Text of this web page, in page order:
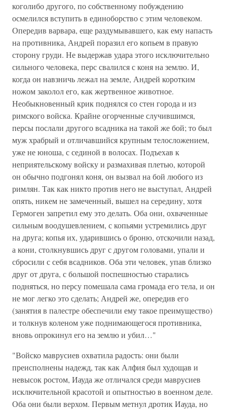
коголибо другого, по собственному побуждению
осмелился вступить в единоборство с этим человеком.
Опередив варвара, еще раздумывавшего, как ему напасть
на противника, Андрей поразил его копьем в правую
сторону груди. Не выдержав удара этого исключительно
сильного человека, перс свалился с коня на землю. И,
когда он навзничь лежал на земле, Андрей коротким
ножом заколол его, как жертвенное животное.
Необыкновенный крик поднялся со стен города и из
римского войска. Крайне огорченные случившимся,
персы послали другого всадника на такой же бой; то был
муж храбрый и отличавшийся крупным телосложением,
уже не юноша, с сединой в волосах. Подъехав к
неприятельскому войску и размахивая плетью, которой
он обычно подгонял коня, он вызвал на бой любого из
римлян. Так как никто против него не выступал, Андрей
опять, никем не замеченный, вышел на середину, хотя
Гермоген запретил ему это делать. Оба они, охваченные
сильным воодушевлением, с копьями устремились друг
на друга; копья их, ударившись о броню, отскочили назад,
а кони, столкнувшись друг с другом головами, упали и
сбросили с себя всадников. Оба эти человек, упав близко
друг от друга, с большой поспешностью старались
подняться, но персу помешала сама громада его тела, и он
не мог легко это сделать; Андрей же, опередив его
(занятия в палестре обеспечили ему такое преимущество)
и толкнув коленом уже поднимающегося противника,
вновь опрокинул его на землю и убил…"
"Войско маврусиев охватила радость: они были
преисполнены надежд, так как Алфия был худощав и
невысок ростом, Иауда же отличался среди маврусиев
исключительной красотой и опытностью в военном деле.
Оба они были верхом. Первым метнул дротик Иауда, но